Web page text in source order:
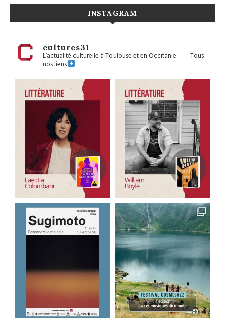
INSTAGRAM
cultures31
L’actualité culturelle à Toulouse et en Occitanie——Tous
nos liens